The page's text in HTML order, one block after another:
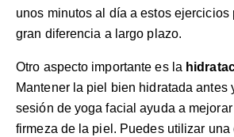
unos minutos al día a estos ejercicios
gran diferencia a largo plazo.
Otro aspecto importante es la
Mantener la piel bien hidratada antes
sesión de yoga facial ayuda a
firmeza de la piel. Puedes utilizar una